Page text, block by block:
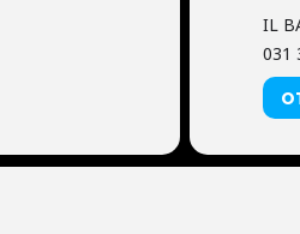
IL
031